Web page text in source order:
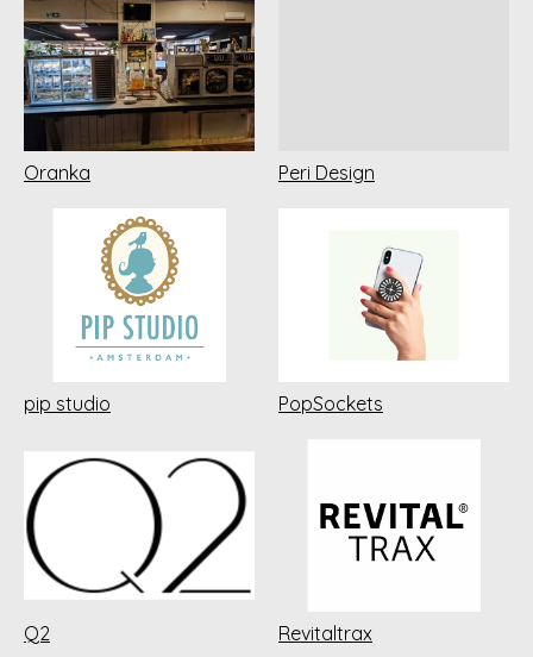
Oranka Peri Design
pip studio PopSockets
Q2 Revitaltrax